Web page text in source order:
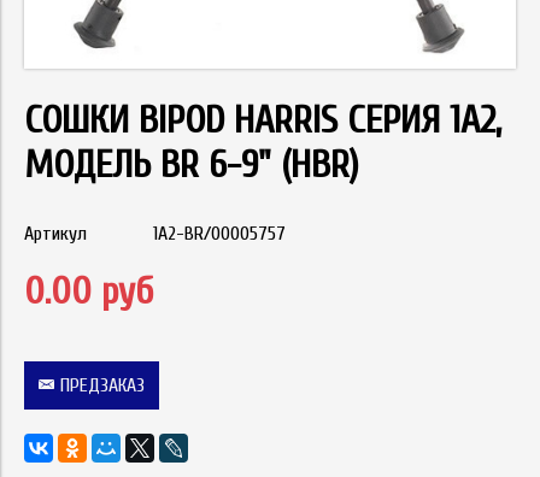
СОШКИ BIPOD HARRIS СЕРИЯ 1А2,
МОДЕЛЬ BR 6-9" (HBR)
Артикул 1A2-BR/00005757
0.00 руб
ПРЕДЗАКАЗ